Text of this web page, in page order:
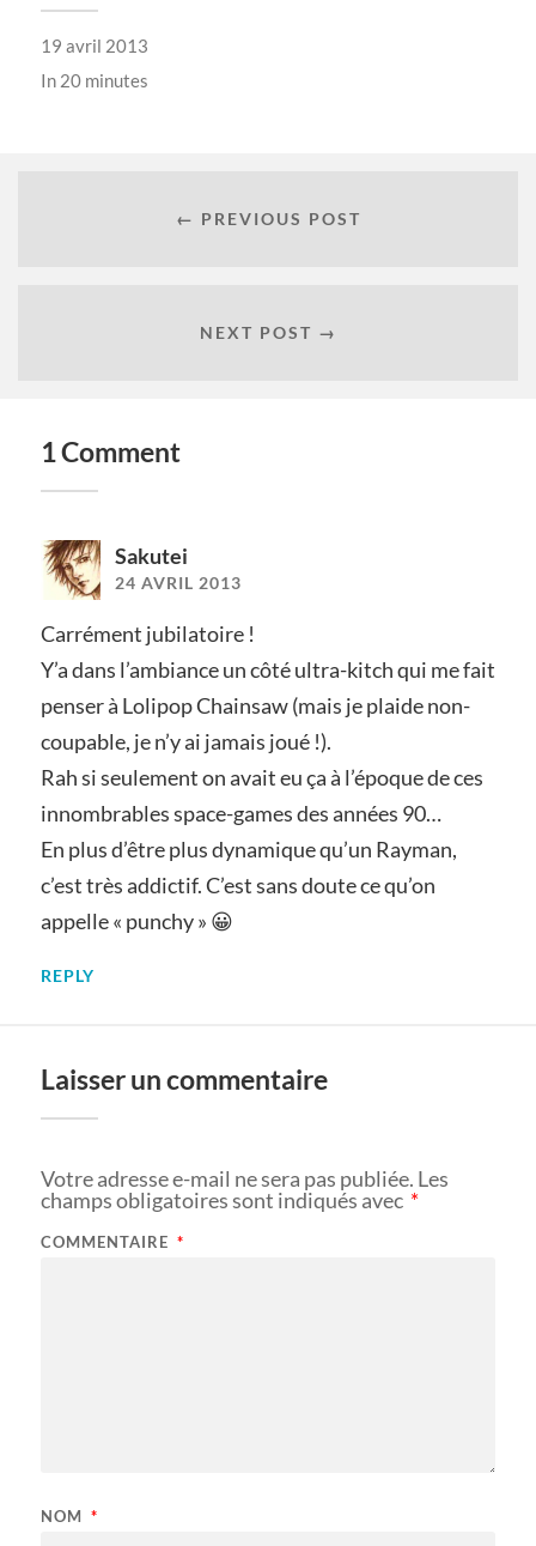
19 avril 2013
In 20 minutes
← PREVIOUS POST
NEXT POST →
1 Comment
Sakutei
24 AVRIL 2013
Carrément jubilatoire !
Y’a dans l’ambiance un côté ultra-kitch qui me fait
penser à Lolipop Chainsaw (mais je plaide non-
coupable, je n’y ai jamais joué !).
Rah si seulement on avait eu ça à l’époque de ces
innombrables space-games des années 90…
En plus d’être plus dynamique qu’un Rayman,
c’est très addictif. C’est sans doute ce qu’on
appelle « punchy » 😀
REPLY
Laisser un commentaire
Votre adresse e-mail ne sera pas publiée. Les
champs obligatoires sont indiqués avec *
COMMENTAIRE *
NOM *